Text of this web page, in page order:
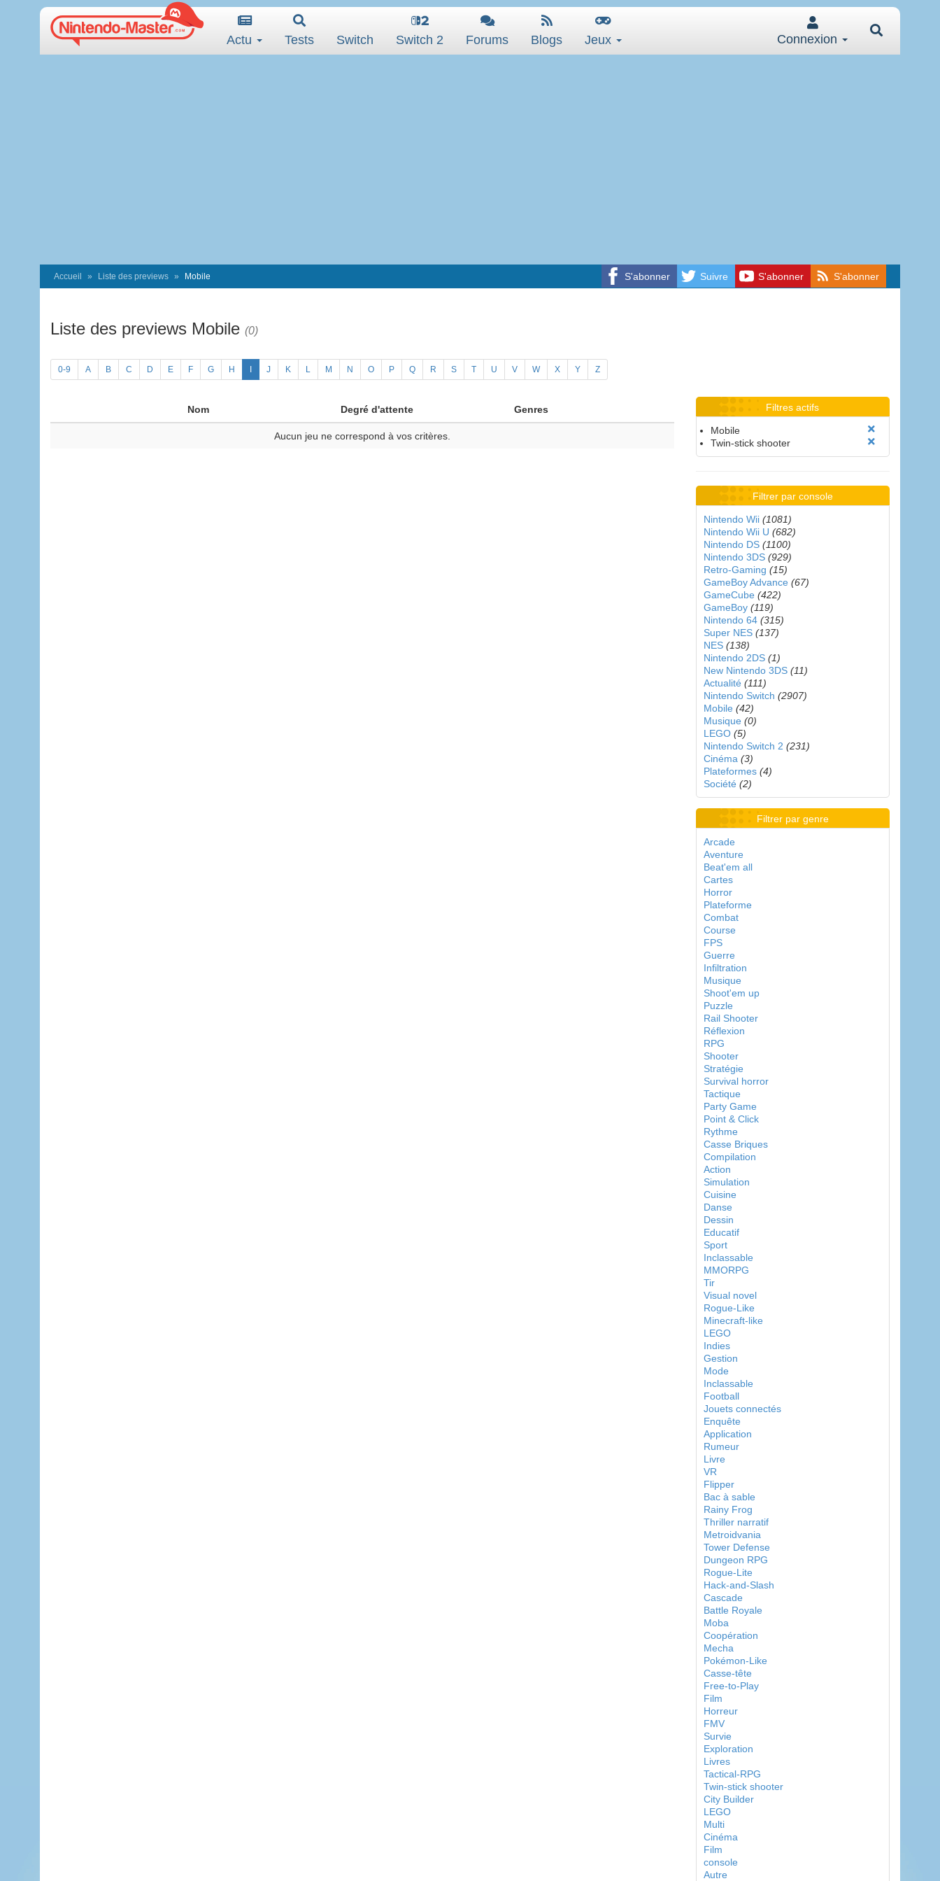
Actu Tests Switch Switch 2 Forums Blogs Jeux Connexion
S'abonner Suivre S'abonner S'abonner
Accueil Liste des previews Mobile
Liste des previews Mobile (0)
0-9 A B C D E F G H J K L M N O P Q R S T U V W X Y Z
Nom Degré d'attente Genres
Aucun jeu ne correspond à vos critères.
Filtres actifs
Mobile
Twin-stick shooter
Filtrer par console
Nintendo Wii (1081)
Nintendo Wii U (682)
Nintendo DS (1100)
Nintendo 3DS (929)
Retro-Gaming (15)
GameBoy Advance (67)
GameCube (422)
GameBoy (119)
Nintendo 64 (315)
Super NES (137)
NES (138)
Nintendo 2DS (1)
New Nintendo 3DS (11)
Actualité (111)
Nintendo Switch (2907)
Mobile (42)
Musique (0)
LEGO (5)
Nintendo Switch 2 (231)
Cinéma (3)
Plateformes (4)
Société (2)
Filtrer par genre
Arcade
Aventure
Beat'em all
Cartes
Horror
Plateforme
Combat
Course
FPS
Guerre
Infiltration
Musique
Shoot'em up
Puzzle
Rail Shooter
Réflexion
RPG
Shooter
Stratégie
Survival horror
Tactique
Party Game
Point & Click
Rythme
Casse Briques
Compilation
Action
Simulation
Cuisine
Danse
Dessin
Educatif
Sport
Inclassable
MMORPG
Tir
Visual novel
Rogue-Like
Minecraft-like
LEGO
Indies
Gestion
Mode
Inclassable
Football
Jouets connectés
Enquête
Application
Rumeur
Livre
VR
Flipper
Bac à sable
Rainy Frog
Thriller narratif
Metroidvania
Tower Defense
Dungeon RPG
Rogue-Lite
Hack-and-Slash
Cascade
Battle Royale
Moba
Coopération
Mecha
Pokémon-Like
Casse-tête
Free-to-Play
Film
Horreur
FMV
Survie
Exploration
Livres
Tactical-RPG
Twin-stick shooter
City Builder
LEGO
Multi
Cinéma
Film
console
Autre